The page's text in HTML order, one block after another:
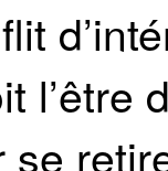
l’être